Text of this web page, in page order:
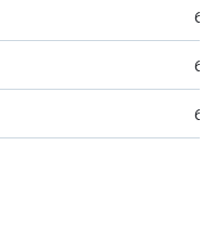
6
6
6